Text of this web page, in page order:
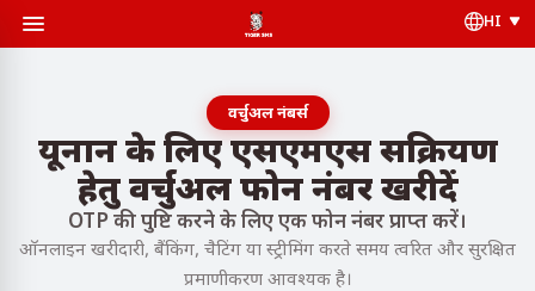
HI
वर्चुअल नंबर्स
यूनान के लिए एसएमएस सक्रियण
हेतु वर्चुअल फोन नंबर खरीदें
OTP की पुष्टि करने के लिए एक फोन नंबर प्राप्त करें।
ऑनलाइन खरीदारी, बैंकिंग, चैटिंग या स्ट्रीमिंग करते समय त्वरित और सुरक्षित
प्रमाणीकरण आवश्यक है।